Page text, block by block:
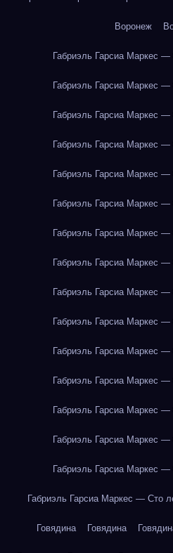
Воронеж
Габриэль Гарсиа Маркес —
Габриэль Гарсиа Маркес —
Габриэль Гарсиа Маркес —
Габриэль Гарсиа Маркес —
Габриэль Гарсиа Маркес —
Габриэль Гарсиа Маркес —
Габриэль Гарсиа Маркес —
Габриэль Гарсиа Маркес —
Габриэль Гарсиа Маркес —
Габриэль Гарсиа Маркес —
Габриэль Гарсиа Маркес —
Габриэль Гарсиа Маркес —
Габриэль Гарсиа Маркес —
Габриэль Гарсиа Маркес —
Габриэль Гарсиа Маркес —
Габриэль Гарсиа Маркес — Сто
Говядина Говядина